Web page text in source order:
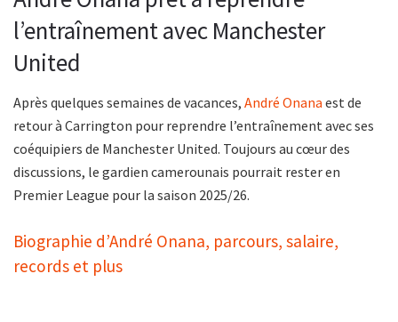
l’entraînement avec Manchester
United
Après quelques semaines de vacances, André Onana est de
retour à Carrington pour reprendre l’entraînement avec ses
coéquipiers de Manchester United. Toujours au cœur des
discussions, le gardien camerounais pourrait rester en
Premier League pour la saison 2025/26.
Biographie d’André Onana, parcours, salaire,
records et plus